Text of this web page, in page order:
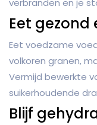
verbranden en je
Eet
Eet voedzame
volkoren granen,
Vermijd bewerkte
suikerhoudende
Blijf